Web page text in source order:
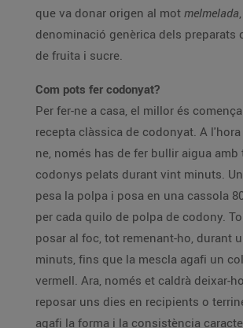
que va donar origen al mot melmelada
denominació genèrica dels preparats
de fruita i sucre.
Com pots fer codonyat?
Per fer-ne a casa, el millor és
recepta clàssica de codonyat. A l'hora
ne, només has de fer bullir aigua
codonys pelats durant vint minuts.
pesa la polpa i posa en una cassola
per cada quilo de polpa de codony.
posar al foc, tot remenant-ho, durant
minuts, fins que la mescla agafi un
vermell. Ara, només et caldrà deixar-
reposar uns dies en recipients o
agafi la forma i la consistència